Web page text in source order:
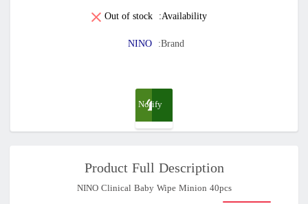
Availability:
Out of stock
Brand:
NINO
Notify
when
Product Full Description
NINO Clinical Baby Wipe Minion 40pcs